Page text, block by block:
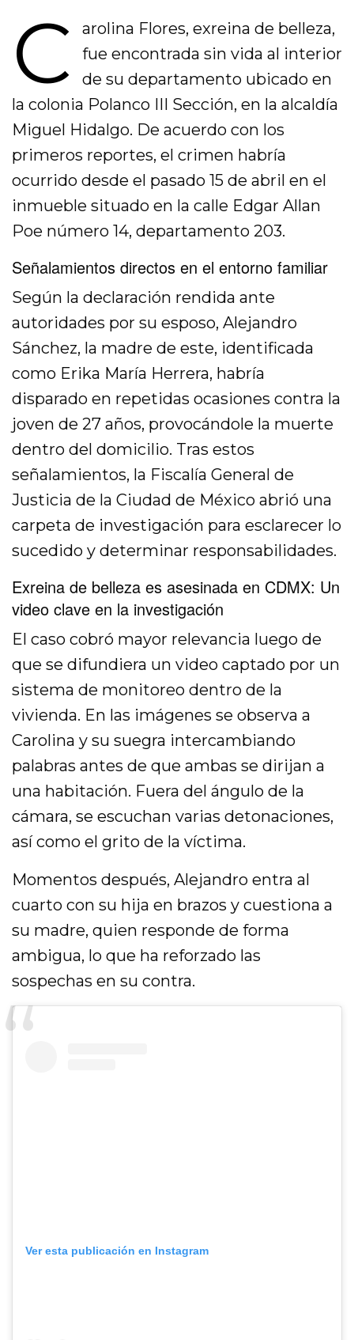
C
arolina Flores, exreina de belleza,
fue encontrada sin vida al interior
de su departamento ubicado en
la colonia Polanco III Sección, en la alcaldía
Miguel Hidalgo. De acuerdo con los
primeros reportes, el crimen habría
ocurrido desde el pasado 15 de abril en el
inmueble situado en la calle Edgar Allan
Poe número 14, departamento 203.
Señalamientos directos en el entorno familiar
Según la declaración rendida ante
autoridades por su esposo, Alejandro
Sánchez, la madre de este, identificada
como Erika María Herrera, habría
disparado en repetidas ocasiones contra la
joven de 27 años, provocándole la muerte
dentro del domicilio. Tras estos
señalamientos, la Fiscalía General de
Justicia de la Ciudad de México abrió una
carpeta de investigación para esclarecer lo
sucedido y determinar responsabilidades.
Exreina de belleza es asesinada en CDMX: Un
video clave en la investigación
El caso cobró mayor relevancia luego de
que se difundiera un video captado por un
sistema de monitoreo dentro de la
vivienda. En las imágenes se observa a
Carolina y su suegra intercambiando
palabras antes de que ambas se dirijan a
una habitación. Fuera del ángulo de la
cámara, se escuchan varias detonaciones,
así como el grito de la víctima.
Momentos después, Alejandro entra al
cuarto con su hija en brazos y cuestiona a
su madre, quien responde de forma
ambigua, lo que ha reforzado las
sospechas en su contra.
Ver esta publicación en Instagram